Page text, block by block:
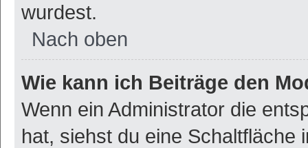
wurdest.
Nach oben
Wie kann ich Beiträge den
Wenn ein Administrator die
hat, siehst du eine Schaltfläche